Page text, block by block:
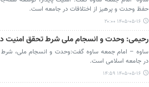
حفظ وحدت و پرهیز از اختلافات در جامعه است.
۱۴۰۵-۰۵-۱۶ ۲۰:۰۰
رحیمی: وحدت و انسجام ملی شرط تحقق امنیت
ساوه – امام جمعه ساوه گفت:وحدت و انسجام ملی، شرط
در جامعه اسلامی است.
۱۴۰۵-۰۵-۱۶ ۱۴:۵۹